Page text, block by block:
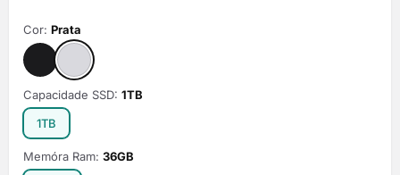
Cor: Prata
Capacidade SSD: 1TB
1TB
Memóra Ram: 36GB